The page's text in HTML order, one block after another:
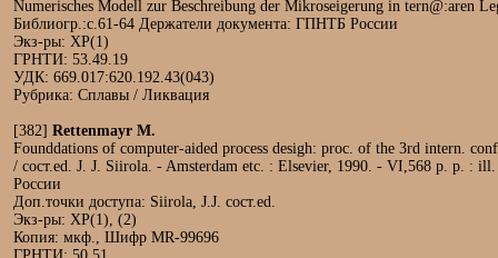
Numerisches Modell zur Beschreibung der Mikroseigerung in
Библиогр.:с.61-64 Держатели документа: ГПНТБ России
Экз-ры: ХР(1)
ГРНТИ: 53.49.19
УДК: 669.017:620.192.43(043)
Рубрика: Сплавы / Ликвация
[382] Rettenmayr M.
Founddations of computer-aided process desigh: proc. of the 3rd intern.
/ сост.ed. J. J. Siirola. - Amsterdam etc. : Elsevier, 1990. - VI,568 p. p. :
России
Доп.точки доступа: Siirola, J.J. сост.ed.
Экз-ры: ХР(1), (2)
Копия: мкф., Шифр MR-99696